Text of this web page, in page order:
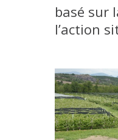
basé sur
l’action